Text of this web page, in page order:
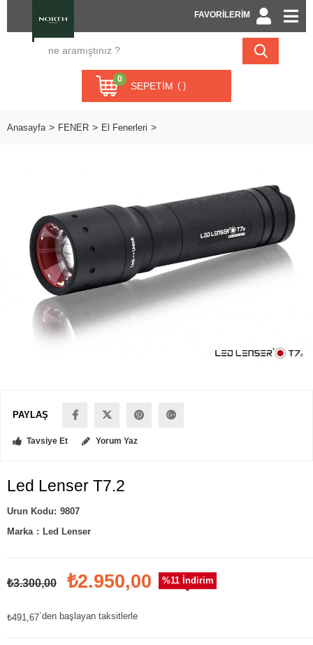
FAVORİLERİM
SEPETIM
0
Anasayfa FENER El Fenerleri
PAYLAŞ
Tavsiye Et Yorum Yaz
Led Lenser T7.2
9807
Marka : Led Lenser
₺3.300,00 ₺2.950,00
₺491,67`den başlayan taksitlerle
%11İndirim